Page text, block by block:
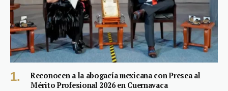
Reconocen a la abogacía mexicana con Presea al
Mérito Profesional 2026 en Cuernavaca